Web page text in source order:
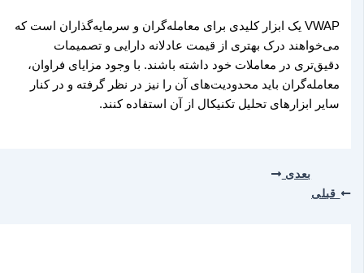
VWAP یک ابزار کلیدی برای معامله‌گران و سرمایه‌گذاران است که
می‌خواهند درک بهتری از قیمت عادلانه دارایی و تصمیمات
دقیق‌تری در معاملات خود داشته باشند. با وجود مزایای فراوان،
معامله‌گران باید محدودیت‌های آن را نیز در نظر گرفته و در کنار
سایر ابزارهای تحلیل تکنیکال از آن استفاده کنند.
قبلی
بعدی